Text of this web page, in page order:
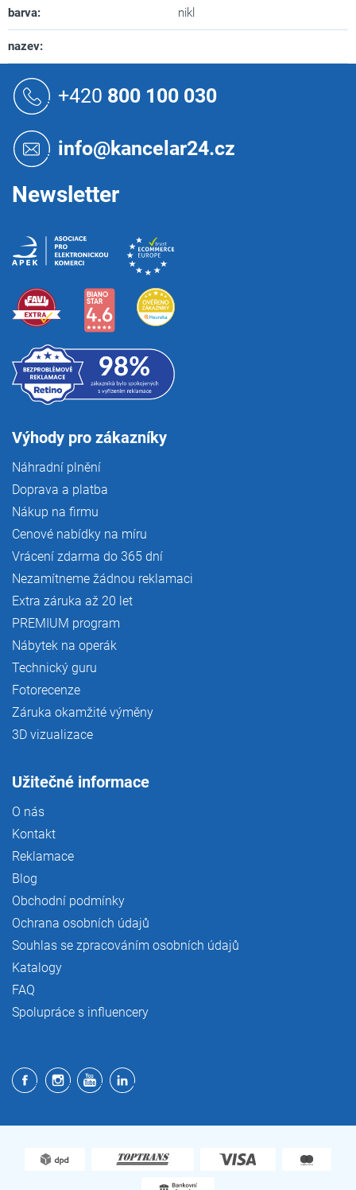
barva: nikl
nazev:
+420 800 100 030
info@kancelar24.cz
Newsletter
Výhody pro zákazníky
Náhradní plnění
Doprava a platba
Nákup na firmu
Cenové nabídky na míru
Vrácení zdarma do 365 dní
Nezamítneme žádnou reklamaci
Extra záruka až 20 let
PREMIUM program
Nábytek na operák
Technický guru
Fotorecenze
Záruka okamžité výměny
3D vizualizace
Užitečné informace
O nás
Kontakt
Reklamace
Blog
Obchodní podmínky
Ochrana osobních údajů
Souhlas se zpracováním osobních údajů
Katalogy
FAQ
Spolupráce s influencery